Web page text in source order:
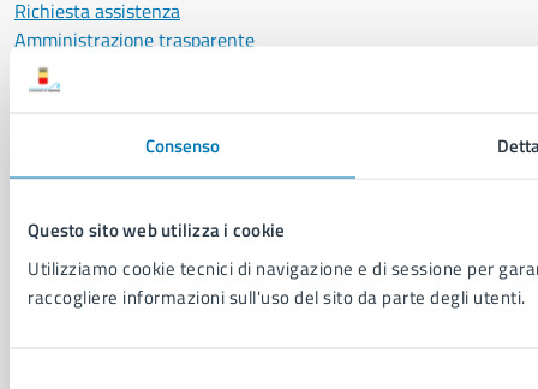
Consenso
Questo sito web utilizza i cookie
Utilizziamo cookie tecnici di navigazione e di sessione per
raccogliere informazioni sull'uso del sito da parte degli utenti.
Richiesta assistenza
Amministrazione trasparente
Informativa privacy
Cookie Policy
Notifica atti giudiziari
Segnalazione problemi di accessibilità
Piano di miglioramento del sito